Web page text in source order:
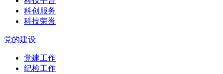
科创服务
科技荣誉
党的建设
党建工作
纪检工作